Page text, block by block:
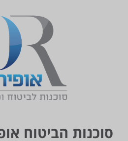
סוכנות הביטוח